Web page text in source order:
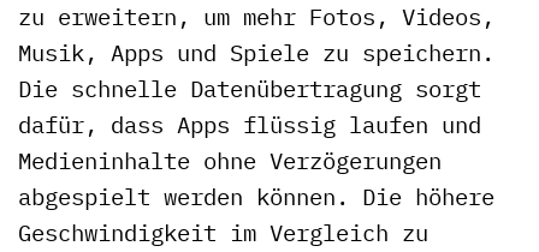
zu erweitern, um mehr Fotos, Videos,
Musik, Apps und Spiele zu speichern.
Die schnelle Datenübertragung sorgt
dafür, dass Apps flüssig laufen und
Medieninhalte ohne Verzögerungen
abgespielt werden können. Die höhere
Geschwindigkeit im Vergleich zu